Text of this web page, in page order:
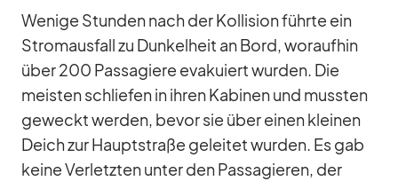
We­nige Stun­den nach der Kol­li­sion führte ein
Strom­aus­fall zu Dun­kel­heit an Bord, wor­auf­hin
über 200 Pas­sa­giere eva­ku­iert wur­den. Die
meis­ten schlie­fen in ih­ren Ka­bi­nen und muss­ten
ge­weckt wer­den, be­vor sie über ei­nen klei­nen
Deich zur Haupt­straße ge­lei­tet wur­den. Es gab
keine Ver­letz­ten un­ter den Pas­sa­gie­ren, der